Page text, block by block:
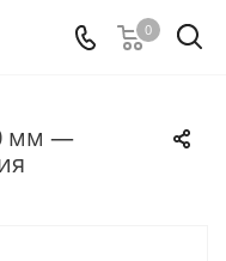
0
мм —